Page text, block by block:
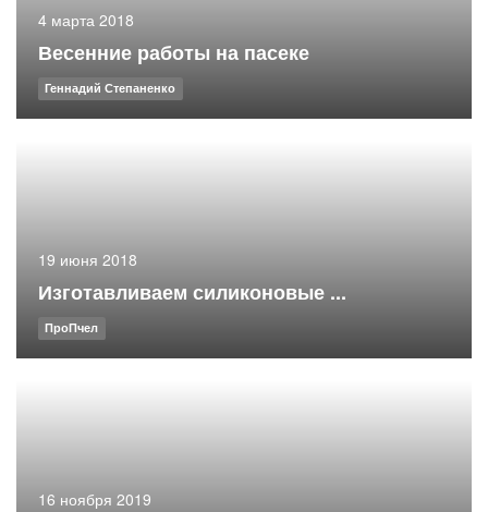
4 марта 2018
Весенние работы на пасеке
Геннадий Степаненко
19 июня 2018
Изготавливаем силиконовые ...
ПроПчел
16 ноября 2019